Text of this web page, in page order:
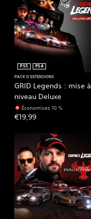
GRID Legends : mise à
niveau Deluxe
PS5
PS4
PACK D'EXTENSIONS
Économisez 10 %
€19,99